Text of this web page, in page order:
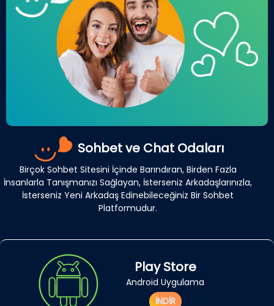
Sohbet ve Chat Odaları
Birçok Sohbet Sitesini İçinde Barındıran, Birden Fazla
İnsanlarla Tanışmanızı Sağlayan, İsterseniz Arkadaşlarınızla,
İsterseniz Yeni Arkadaş Edinebileceğiniz Bir Sohbet
Platformudur.
Play Store
Android Uygulama
İNDİR